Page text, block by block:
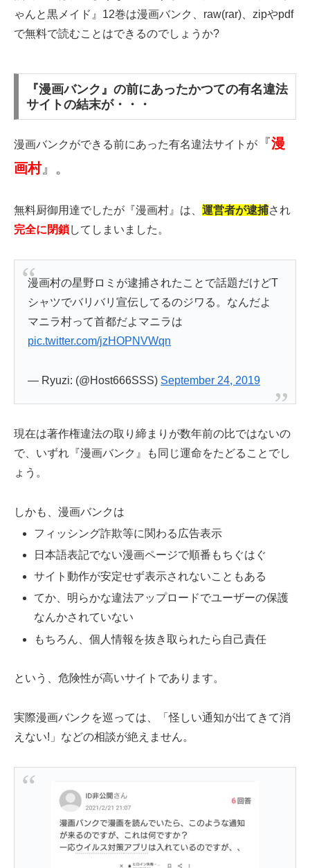
ゃんと黒メイド』12巻は漫画バンク、raw(rar)、zipやpdf
で無料で読むことはできるのでしょうか?
『漫画バンク』の前にあったかつての有名違法
サイトの結末が・・・
漫画バンクができる前にあった有名違法サイトが 『漫
画村』。
無料厨御用達でしたが『漫画村』は、 運営者が逮捕され
完全に閉鎖してしまいました。
漫画村の星野ロミが逮捕されたことで話題だけどT
シャツでバリバリ宣伝してるのジワる。なんだよ
マニラ村って首都だよマニラは
pic.twitter.com/jzHOPNVWqn
— Ryuzi: (@Host666SSS) September 24, 2019
現在は著作権違法の取り締まりが数年前の比ではないの
で、いずれ『漫画バンク』も同じ運命をたどることでし
ょう。
しかも、漫画バンクは
フィッシング詐欺等に関わる広告表示
日本語表記でない漫画ページで順番もちぐはぐ
サイト動作が安定せず表示されないこともある
てか、明らかな違法アップロードでユーザーの保護
なんかされていない
もちろん、個人情報を抜き取られたら自己責任
という、危険性が高いサイトであります。
実際漫画バンクを巡っては、「怪しい通知が出てきて消
えない!」などの相談が絶えません。